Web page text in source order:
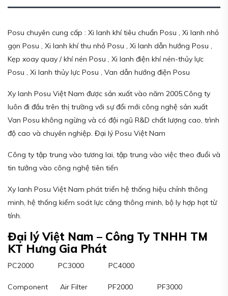
Posu chuyên cung cấp : Xi lanh khí tiêu chuẩn Posu , Xi lanh nhỏ
gọn Posu , Xi lanh khí thu nhỏ Posu , Xi lanh dẫn hướng Posu ,
Kẹp xoay quay / khí nén Posu , Xi lanh điện khí nén-thủy lực
Posu , Xi lanh thủy lực Posu , Van dẫn hướng điện Posu
Xy lanh Posu Việt Nam được sản xuất vào năm 2005.Công ty
luôn đi đầu trên thị trường với sự đổi mới công nghệ sản xuất
Van Posu không ngừng và có đội ngũ R&D chất lượng cao, trình
độ cao và chuyên nghiệp. Đại lý Posu Việt Nam
Công ty tập trung vào tương lai, tập trung vào việc theo đuổi và
tin tưởng vào công nghệ tiên tiến
Xy lanh Posu Việt Nam phát triển hệ thống hiệu chỉnh thông
minh, hệ thống kiểm soát lực căng thông minh, bộ ly hợp hạt từ
tính.
Đại lý Việt Nam – Công Ty TNHH TM
KT Hưng Gia Phát
PC2000 PC3000 PC4000
Component Air Filter PF2000 PF3000